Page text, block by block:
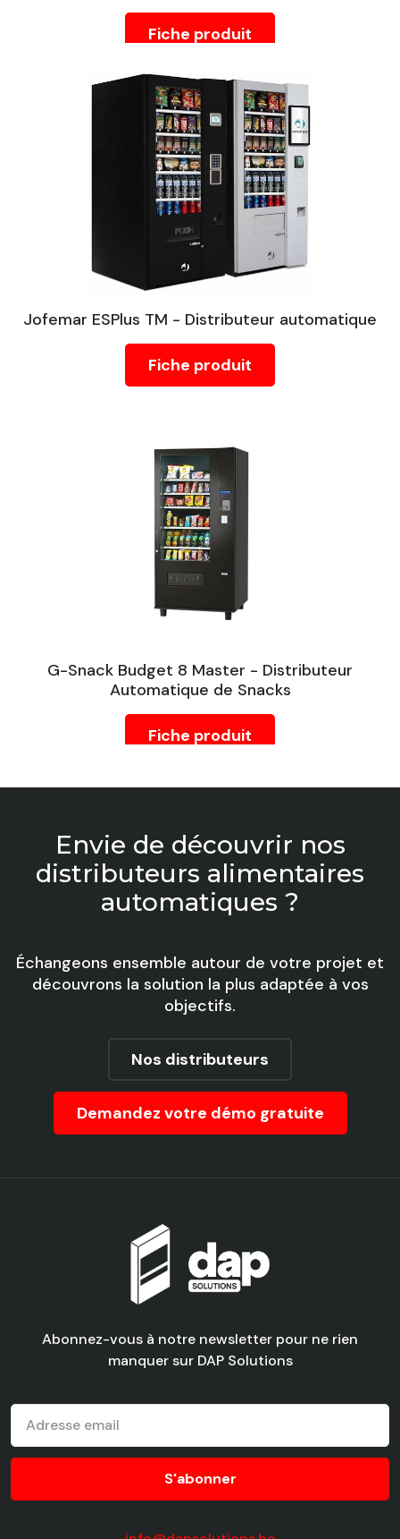
Fiche produit
Jofemar ESPlus TM - Distributeur automatique
Fiche produit
G-Snack Budget 8 Master - Distributeur
Automatique de Snacks
Fiche produit
Envie de découvrir nos
distributeurs alimentaires
automatiques ?
Échangeons ensemble autour de votre projet et
découvrons la solution la plus adaptée à vos
objectifs.
Nos distributeurs
Demandez votre démo gratuite
Abonnez-vous à notre newsletter pour ne rien
manquer sur DAP Solutions